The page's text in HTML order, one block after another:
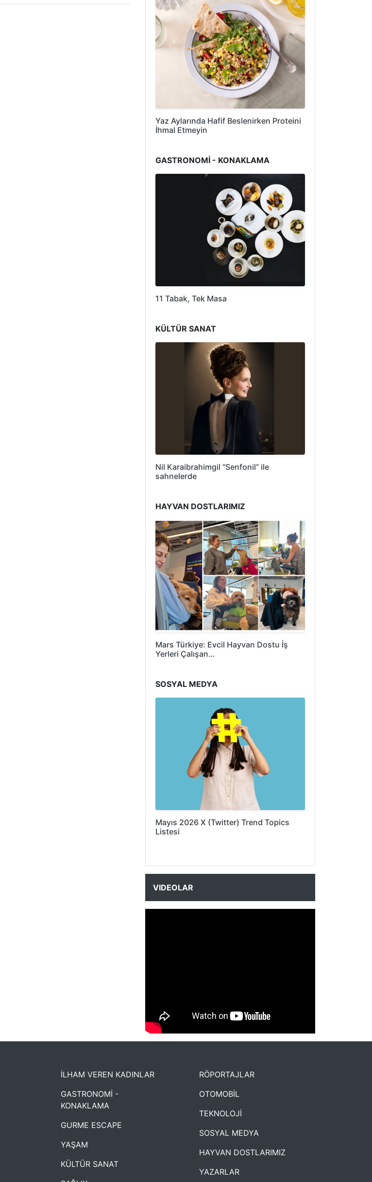
Yaz Aylarında Hafif Beslenirken Proteini
İhmal Etmeyin
GASTRONOMİ - KONAKLAMA
11 Tabak, Tek Masa
KÜLTÜR SANAT
Nil Karaibrahimgil “Senfonil” ile
sahnelerde
HAYVAN DOSTLARIMIZ
Mars Türkiye: Evcil Hayvan Dostu İş
Yerleri Çalışan…
SOSYAL MEDYA
Mayıs 2026 X (Twitter) Trend Topics
Listesi
VIDEOLAR
NYXmag 2. Yaş Kutlama Etkinliği
İLHAM VEREN KADINLAR
GASTRONOMİ -
KONAKLAMA
GURME ESCAPE
YAŞAM
KÜLTÜR SANAT
RÖPORTAJLAR
OTOMOBİL
TEKNOLOJİ
SOSYAL MEDYA
HAYVAN DOSTLARIMIZ
YAZARLAR